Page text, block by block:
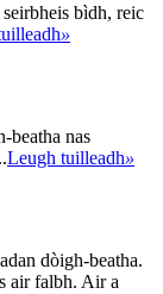
bìdh, reic
»
beatha nas
Leugh tuilleadh»
dòigh-beatha.
air falbh. Air a